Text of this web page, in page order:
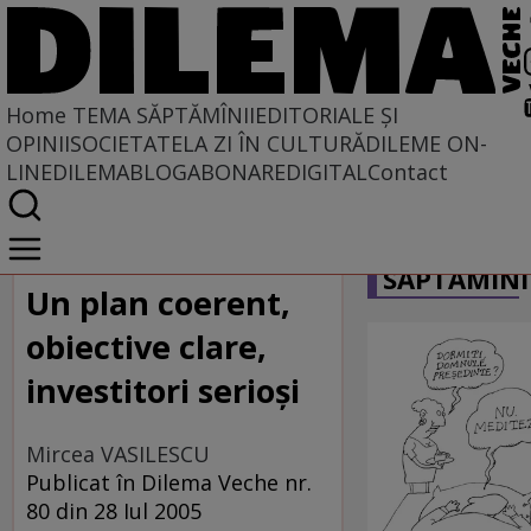
Home TEMA SĂPTĂMÎNIIEDITORIALE ȘI
OPINIISOCIETATELA ZI ÎN CULTURĂDILEME ON-
LINEDILEMABLOGABONAREDIGITALContact
Home
Tema săptămînii
Un plan coerent,
obiective clare,
investitori serioşi
Mircea VASILESCU
Publicat în Dilema Veche nr.
80 din 28 Iul 2005